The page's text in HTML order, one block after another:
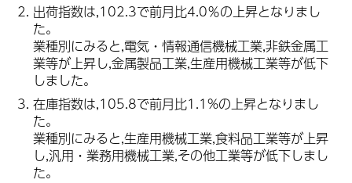
出荷指数は,102.3で前月比4.0％の上昇となりまし
た。
業種別にみると,電気・情報通信機械工業,非鉄金属工
業等が上昇し,金属製品工業,生産用機械工業等が低下
しました。
在庫指数は,105.8で前月比1.1%の上昇となりまし
た。
業種別にみると,生産用機械工業,食料品工業等が上昇
し,汎用・業務用機械工業,その他工業等が低下しまし
た。